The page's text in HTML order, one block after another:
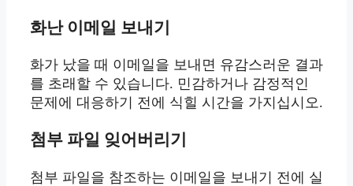
화난 이메일 보내기
화가 났을 때 이메일을 보내면 유감스러운 결과
를 초래할 수 있습니다. 민감하거나 감정적인
문제에 대응하기 전에 식힐 시간을 가지십시오.
첨부 파일 잊어버리기
첨부 파일을 참조하는 이메일을 보내기 전에 실